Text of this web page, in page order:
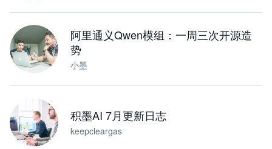
阿里通义Qwen模组：一周三次开源造
势
小墨
积墨AI 7月更新日志
keepcleargas